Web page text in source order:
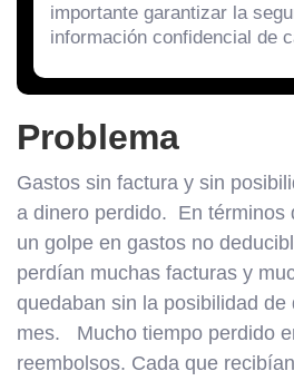
importante garantizar la
información confidencial de
Problema
Gastos sin factura y sin
a dinero perdido. En términos
un golpe en gastos no
perdían muchas facturas y
quedaban sin la posibilidad
mes. Mucho tiempo perdido
reembolsos. Cada que